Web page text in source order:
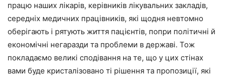
працю наших лікарів, керівників лікувальних закладів,
середніх медичних працівників, які щодня невтомно
оберігають і рятують життя пацієнтів, попри політичні й
економічні негаразди та проблеми в державі. Тож
покладаємо великі сподівання на те, що у цих стінах
вами буде кристалізовано ті рішення та пропозиції, які